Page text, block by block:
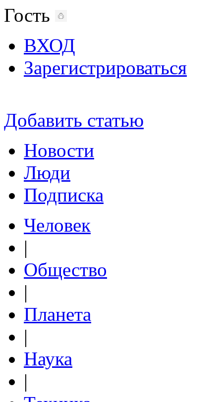
Гость
ВХОД
Зарегистрироваться
Добавить статью
Новости
Люди
Подписка
Человек
|
Общество
|
Планета
|
Наука
|